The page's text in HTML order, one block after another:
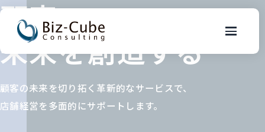
顧客の
未来を創造する
顧客の未来を切り拓く革新的なサービスで、
店舗経営を多面的にサポートします。